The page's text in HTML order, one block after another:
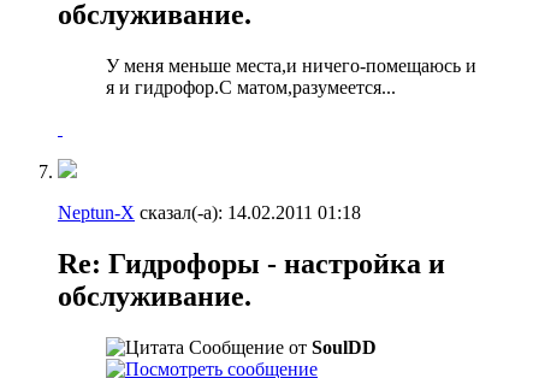
обслуживание.
У меня меньше места,и ничего-помещаюсь и
я и гидрофор.С матом,разумеется...
Neptun-X сказал(-а): 14.02.2011 01:18
Re: Гидрофоры - настройка и
обслуживание.
Сообщение от SoulDD